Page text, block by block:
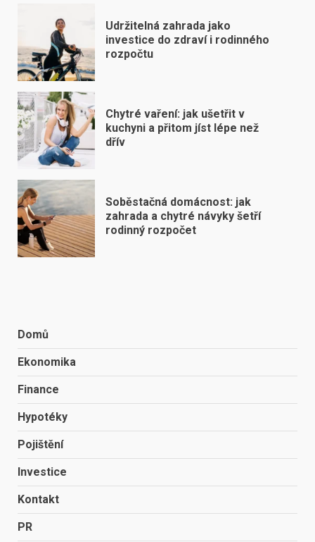
Udržitelná zahrada jako
investice do zdraví i rodinného
rozpočtu
Chytré vaření: jak ušetřit v
kuchyni a přitom jíst lépe než
dřív
Soběstačná domácnost: jak
zahrada a chytré návyky šetří
rodinný rozpočet
Domů
Ekonomika
Finance
Hypotéky
Pojištění
Investice
Kontakt
PR